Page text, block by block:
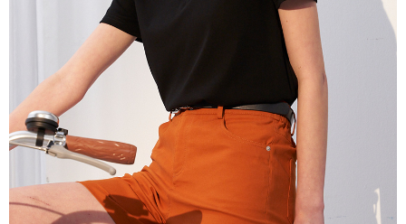
１．透過由恩沛科技股份有限公司提供之「AFTEE先享後付」服務完成之交
易，需依本服務之必要範圍內提供個人資料，並將交易相關給付款項請求債
權轉讓予恩沛科技股份有限公司。
２．關於個人資料處理事宜，請瀏覽以下網址：
https://aftee.tw/terms/#terms3
３．未成年的使用者請事先徵得法定代理人或監護人之同意方可使用
「AFTEE先享後付」，若未經同意申辦者引起之損失，本公司不負相關責
任。
４．使用「AFTEE先享後付」時，將依據個別帳號之用戶狀況，依本公司即
時審查核予不同之上限額度；若仍有額度不足之情形，本公司將視審查結果
請求用戶進行身份認證。
５．嚴禁一人註冊多個帳號或使用他人資訊註冊。若發現惡意使用之情形，
恩沛科技股份有限公司將有權停止該用戶之使用額度並採取法律行動。